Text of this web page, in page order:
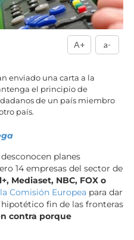
A+ a-
enviado una carta a la
el principio de
de un país miembro
país.
planes
14 empresas del sector de
Mediaset, NBC, FOX o
Comisión Europea para dar
fin de las fronteras
contra porque